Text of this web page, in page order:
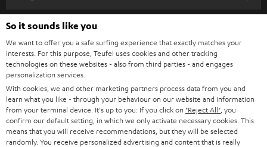
e
l
d
u
n
g
HEIMKINO
HEIMKINO-KOMPLETTANLAGEN
SOUNDBARS
STEREO
SMART HOME
Unternehmen
SUPPORT
PRESSE & MARKETING
GESCHÄFTSKUNDEN
Teufel Onlineshops
DEUTSCHLAND
ÖSTERREICH
So it sounds like you
We want to offer you a safe surfing experience that exactly matches your
interests. For this purpose, Teufel uses cookies and other tracking
technologies on these websites - also from third parties - and engages
personalization services.
With cookies, we and other marketing partners process data from you and
learn what you like - through your behaviour on our website and information
from your terminal device. It's up to you: If you click on "Reject All" , you
confirm our default setting, in which we only activate necessary cookies. This
means that you will receive recommendations, but they will be selected
randomly. You receive personalized advertising and content that is really